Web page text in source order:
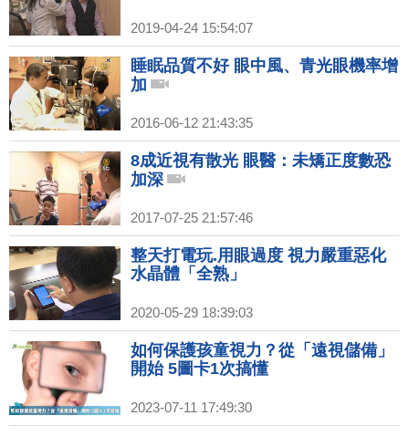
2019-04-24 15:54:07
睡眠品質不好 眼中風、青光眼機率增
加
2016-06-12 21:43:35
8成近視有散光 眼醫：未矯正度數恐
加深
2017-07-25 21:57:46
整天打電玩.用眼過度 視力嚴重惡化
水晶體「全熟」
2020-05-29 18:39:03
如何保護孩童視力？從「遠視儲備」
開始 5圖卡1次搞懂
2023-07-11 17:49:30